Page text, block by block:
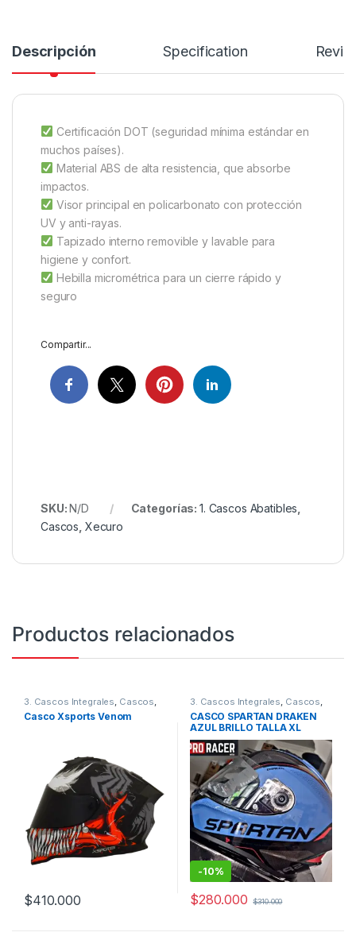
Descripción Specification
Certificación DOT (seguridad mínima estándar en
muchos países).
Material ABS de alta resistencia, que absorbe
impactos.
Visor principal en policarbonato con protección
UV y anti-rayas.
Tapizado interno removible y lavable para
higiene y confort.
Hebilla micrométrica para un cierre rápido y
seguro
Compartir...
SKU:N/D Categorías: 1. Cascos Abatibles
Cascos Xecuro
Productos relacionados
3. Cascos Integrales, Cascos,
Xsports
Casco Xsports Venom
$410.000
3. Cascos Integrales, Cascos,
Spartan
CASCO SPARTAN DRAKEN
AZUL BRILLO TALLA XL
-10%
$280.000 $310.000